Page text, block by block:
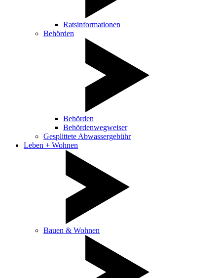
Ratsinformationen
Behörden
Behörden
Behördenwegweiser
Gesplittete Abwassergebühr
Leben + Wohnen
Bauen & Wohnen